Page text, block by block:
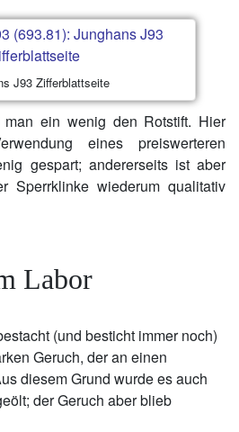
J93 Zifferblattseite
man ein wenig den Rotstift. Hier
eines preiswerteren
gespart; andererseits ist aber
Sperrklinke wiederum qualitativ
Labor
(und besticht immer noch)
Geruch, der an einen
diesem Grund wurde es auch
der Geruch aber blieb